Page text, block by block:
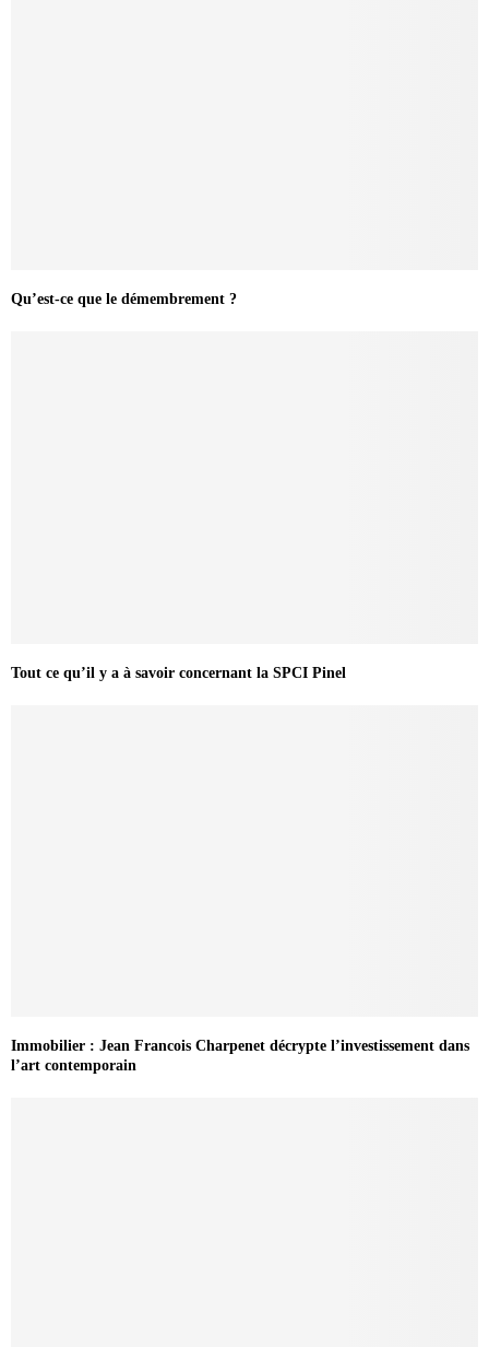
Qu’est-ce que le démembrement ?
Tout ce qu’il y a à savoir concernant la SPCI Pinel
Immobilier : Jean Francois Charpenet décrypte l’investissement dans
l’art contemporain